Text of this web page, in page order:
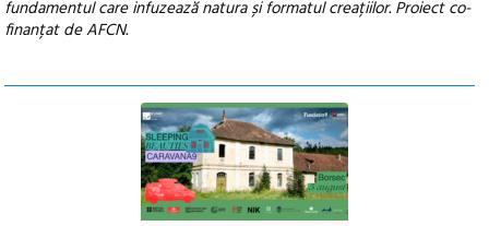
fundamentul care infuzează natura și formatul creațiilor. Proiect co-
finanțat de AFCN.